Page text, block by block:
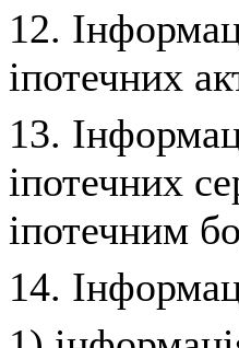
12.
іпотечних
13.
іпотечних
іпотечним
14.